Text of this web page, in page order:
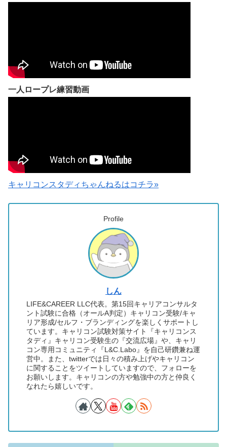
一人ロープレ練習動画
キャリコンスタディちゃんねるはコチラ»
Profile
しん
LIFE&CAREER LLC代表。第15回キャリアコンサルタ
ント試験に合格（オールA判定）キャリコン受験/キャ
リア形成/セルフ・ブランディングを楽しくサポートし
ています。キャリコン試験対策サイト『キャリコンス
タディ』キャリコン受験生の『交流広場』や、キャリ
コン専用コミュニティ『L&C.Labo』を自己研鑽兼ね運
営中。また、twitterでは日々の積み上げやキャリコン
に関することをツイートしていますので、フォローを
お願いします。キャリコンの方や勉強中の方と仲良く
なれたら嬉しいです。